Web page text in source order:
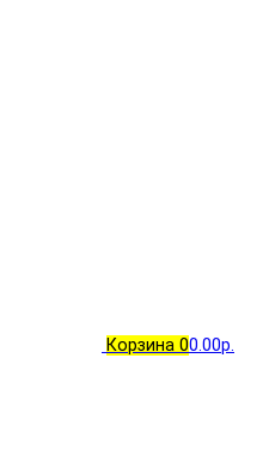
Корзина 00.00р.